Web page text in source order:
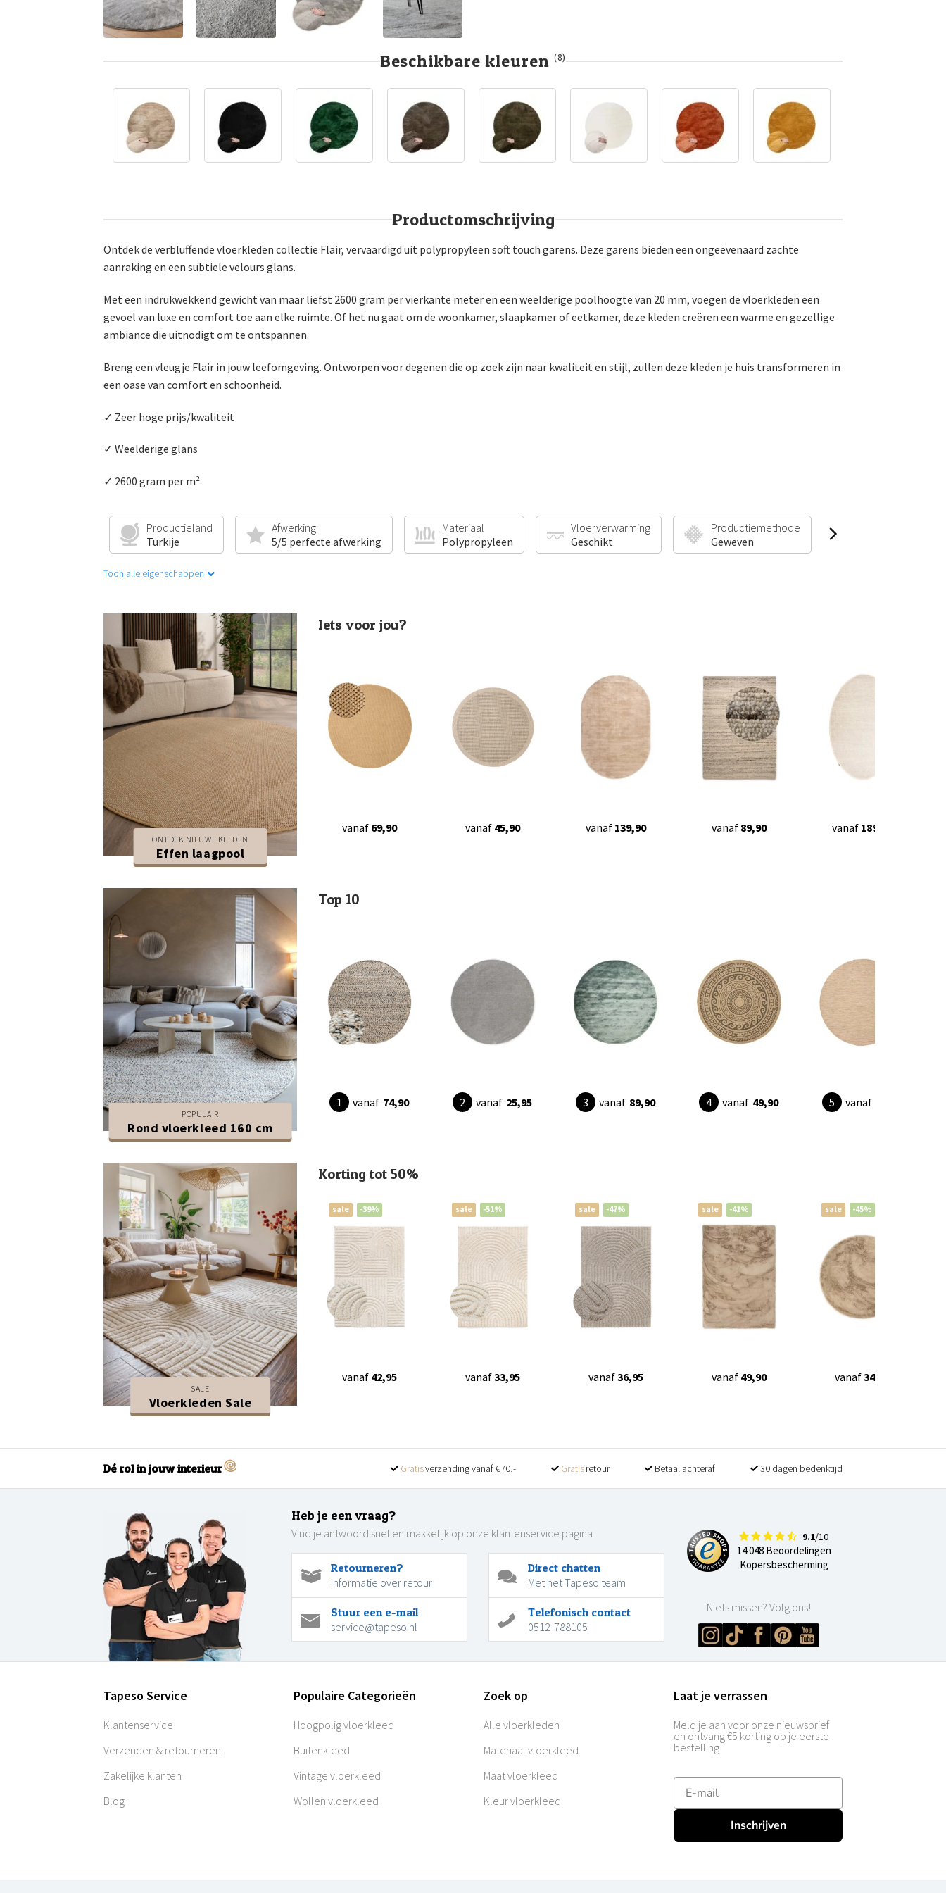
Beschikbare kleuren (8)
Productomschrijving
Ontdek de verbluffende vloerkleden collectie Flair, vervaardigd uit polypropyleen soft touch garens. Deze garens bieden een ongeëvenaard zachte
aanraking en een subtiele velours glans.
Met een indrukwekkend gewicht van maar liefst 2600 gram per vierkante meter en een weelderige poolhoogte van 20 mm, voegen de vloerkleden een
gevoel van luxe en comfort toe aan elke ruimte. Of het nu gaat om de woonkamer, slaapkamer of eetkamer, deze kleden creëren een warme en gezellige
ambiance die uitnodigt om te ontspannen.
Breng een vleugje Flair in jouw leefomgeving. Ontworpen voor degenen die op zoek zijn naar kwaliteit en stijl, zullen deze kleden je huis transformeren in
een oase van comfort en schoonheid.
✓ Zeer hoge prijs/kwaliteit
✓ Weelderige glans
✓ 2600 gram per m²
Productieland
Turkije
Afwerking
5/5 perfecte afwerking
Materiaal
Polypropyleen
Vloerverwarming
Geschikt
Productiemethode
Geweven
Toon alle eigenschappen
ONTDEK NIEUWE KLEDEN
Effen laagpool
Iets voor jou?
vanaf 69,90 vanaf 45,90 vanaf 139,90 vanaf 89,90 vanaf 189,90
POPULAIR
Rond vloerkleed 160 cm
Top 10
vanaf 74,90 vanaf 25,95 vanaf 89,90 vanaf 49,90 vanaf
SALE
Vloerkleden Sale
Korting tot 50%
sale -39%
vanaf 42,95
sale -51%
vanaf33,95
sale -47%
vanaf36,95
sale -41%
vanaf 49,90
sale -45%
vanaf34,90
Dé rol in jouw interieur Gratisverzending vanaf €70,- Gratisretour Betaal achteraf 30 dagen bedenktijd
Heb je een vraag?
Vind je antwoord snel en makkelijk op onze klantenservice pagina
Retourneren?
Informatie over retour
Direct chatten
Met het Tapeso team
Stuur een e-mail
service@tapeso.nl
Telefonisch contact
0512-788105
9.1/10
14.048 Beoordelingen
Kopersbescherming
Niets missen? Volg ons!
Tapeso Service
Klantenservice
Verzenden & retourneren
Zakelijke klanten
Blog
Populaire Categorieën
Hoogpolig vloerkleed
Buitenkleed
Vintage vloerkleed
Wollen vloerkleed
Zoek op
Alle vloerkleden
Materiaal vloerkleed
Maat vloerkleed
Kleur vloerkleed
Laat je verrassen
Meld je aan voor onze nieuwsbrief
en ontvang €5 korting op je eerste
bestelling.
E-mailadres
Inschrijven